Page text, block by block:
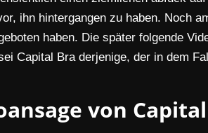
ihn hintergangen zu haben. Noch
haben. Die später folgende
Capital Bra derjenige, der in dem
von